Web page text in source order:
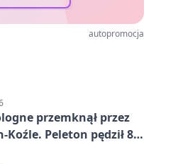
autopromocja
przemknął przez
Koźle. Peleton pędził 80